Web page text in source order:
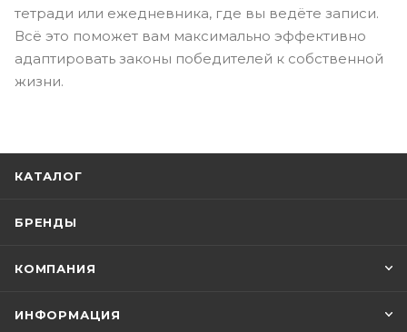
тетради или ежедневника, где вы ведёте записи.
Всё это поможет вам максимально эффективно
адаптировать законы победителей к собственной
жизни.
КАТАЛОГ
БРЕНДЫ
КОМПАНИЯ
ИНФОРМАЦИЯ